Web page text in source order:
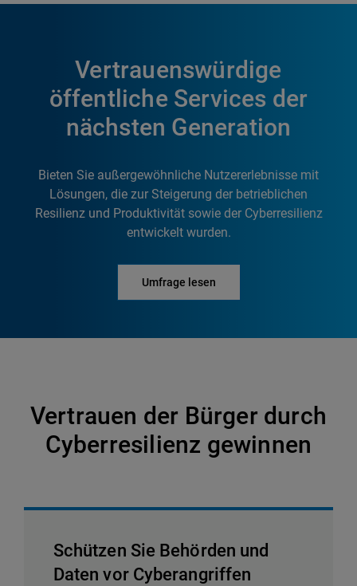
Vertrauenswürdige
öffentliche Services der
nächsten Generation
Bieten Sie außergewöhnliche Nutzererlebnisse mit
Lösungen, die zur Steigerung der betrieblichen
Resilienz und Produktivität sowie der Cyberresilienz
entwickelt wurden.
Umfrage lesen
Vertrauen der Bürger durch
Cyberresilienz gewinnen
Schützen Sie Behörden und
Daten vor Cyberangriffen